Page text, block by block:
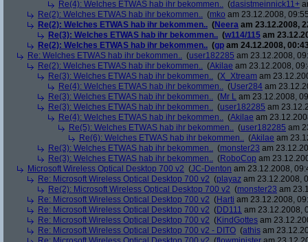
Re(4): Welches ETWAS hab ihr bekommen.. (dasistmeinnick11+
Re(2): Welches ETWAS hab ihr bekommen.. (mko am 23.12.2008,
Re(2): Welches ETWAS hab ihr bekommen.. (Neera am 23.12.2008,
Re(3): Welches ETWAS hab ihr bekommen.. (w114/115 am
Re(2): Welches ETWAS hab ihr bekommen.. (gp am 24.12.2008,
Re: Welches ETWAS hab ihr bekommen.. (user182285 am 23.12.2008,
Re(2): Welches ETWAS hab ihr bekommen.. (Akilae am 23.12.2008,
Re(3): Welches ETWAS hab ihr bekommen.. (X_Xtream am
Re(4): Welches ETWAS hab ihr bekommen.. (User284 am
Re(3): Welches ETWAS hab ihr bekommen.. (Mr L am 23.12.2008,
Re(3): Welches ETWAS hab ihr bekommen.. (user182285 am
Re(4): Welches ETWAS hab ihr bekommen.. (Akilae am
Re(5): Welches ETWAS hab ihr bekommen.. (user182285 am
Re(6): Welches ETWAS hab ihr bekommen.. (Akilae am
Re(3): Welches ETWAS hab ihr bekommen.. (monster23 am
Re(3): Welches ETWAS hab ihr bekommen.. (RoboCop am
Microsoft Wireless Optical Desktop 700 v2 (JC-Denton am 23.12.2008,
Re: Microsoft Wireless Optical Desktop 700 v2 (playaz am 23.12.2008,
Re(2): Microsoft Wireless Optical Desktop 700 v2 (monster23 am
Re: Microsoft Wireless Optical Desktop 700 v2 (Harti am 23.12.2008,
Re: Microsoft Wireless Optical Desktop 700 v2 (DD111 am 23.12.2008,
Re: Microsoft Wireless Optical Desktop 700 v2 (KindGottes am
Re: Microsoft Wireless Optical Desktop 700 v2 - DITO (athis am